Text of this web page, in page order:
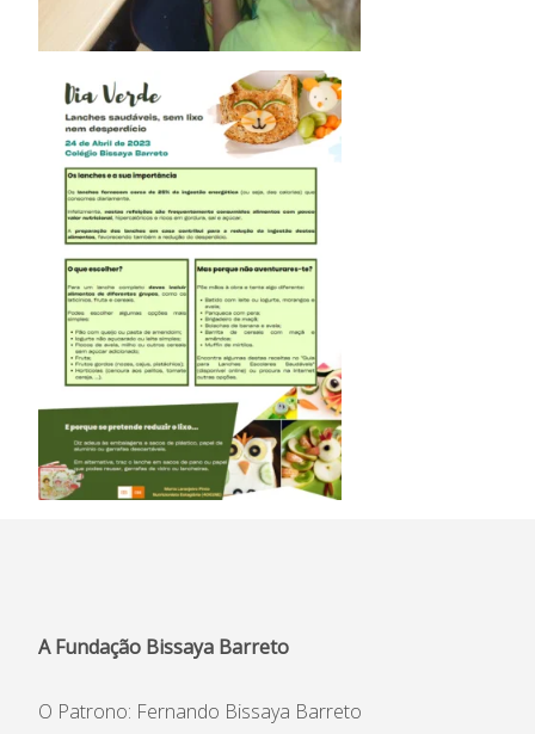
A Fundação Bissaya Barreto
O Patrono: Fernando Bissaya Barreto